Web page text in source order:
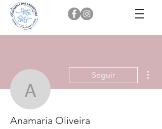
Anamaria
Seguir
Anamaria Oliveira